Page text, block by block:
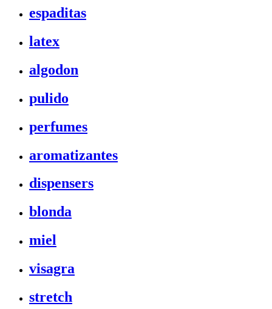
espaditas
latex
algodon
pulido
perfumes
aromatizantes
dispensers
blonda
miel
visagra
stretch